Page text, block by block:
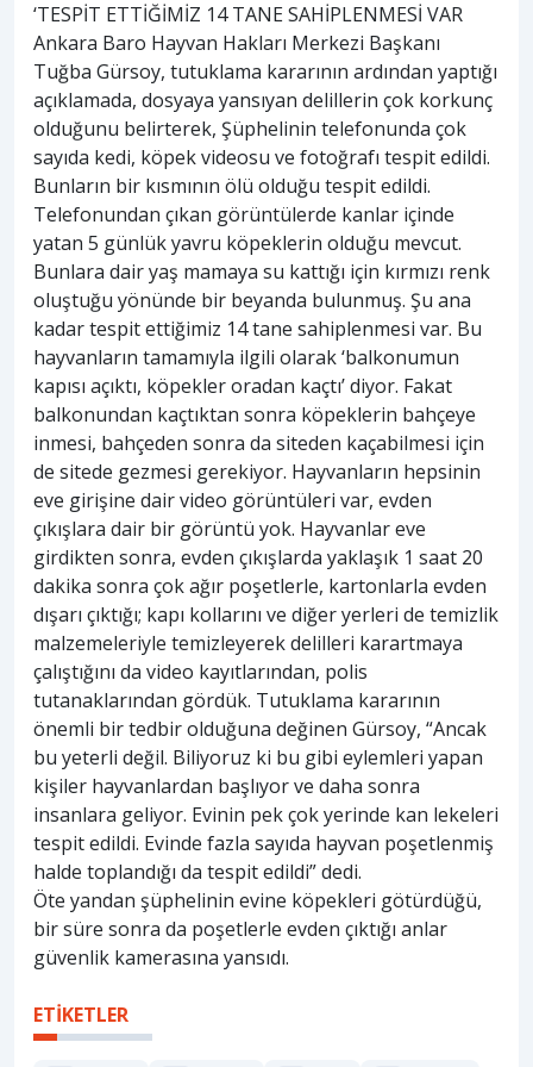
‘TESPİT ETTİĞİMİZ 14 TANE SAHİPLENMESİ VAR
Ankara Baro Hayvan Hakları Merkezi Başkanı
Tuğba Gürsoy, tutuklama kararının ardından yaptığı
açıklamada, dosyaya yansıyan delillerin çok korkunç
olduğunu belirterek, Şüphelinin telefonunda çok
sayıda kedi, köpek videosu ve fotoğrafı tespit edildi.
Bunların bir kısmının ölü olduğu tespit edildi.
Telefonundan çıkan görüntülerde kanlar içinde
yatan 5 günlük yavru köpeklerin olduğu mevcut.
Bunlara dair yaş mamaya su kattığı için kırmızı renk
oluştuğu yönünde bir beyanda bulunmuş. Şu ana
kadar tespit ettiğimiz 14 tane sahiplenmesi var. Bu
hayvanların tamamıyla ilgili olarak ‘balkonumun
kapısı açıktı, köpekler oradan kaçtı’ diyor. Fakat
balkonundan kaçtıktan sonra köpeklerin bahçeye
inmesi, bahçeden sonra da siteden kaçabilmesi için
de sitede gezmesi gerekiyor. Hayvanların hepsinin
eve girişine dair video görüntüleri var, evden
çıkışlara dair bir görüntü yok. Hayvanlar eve
girdikten sonra, evden çıkışlarda yaklaşık 1 saat 20
dakika sonra çok ağır poşetlerle, kartonlarla evden
dışarı çıktığı; kapı kollarını ve diğer yerleri de temizlik
malzemeleriyle temizleyerek delilleri karartmaya
çalıştığını da video kayıtlarından, polis
tutanaklarından gördük. Tutuklama kararının
önemli bir tedbir olduğuna değinen Gürsoy, “Ancak
bu yeterli değil. Biliyoruz ki bu gibi eylemleri yapan
kişiler hayvanlardan başlıyor ve daha sonra
insanlara geliyor. Evinin pek çok yerinde kan lekeleri
tespit edildi. Evinde fazla sayıda hayvan poşetlenmiş
halde toplandığı da tespit edildi” dedi.
Öte yandan şüphelinin evine köpekleri götürdüğü,
bir süre sonra da poşetlerle evden çıktığı anlar
güvenlik kamerasına yansıdı.
ETİKETLER